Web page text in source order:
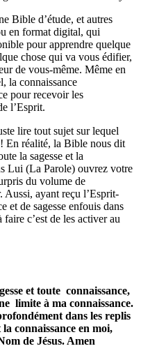
Bible d’étude, et autres
en format digital, qui
pour apprendre quelque
chose qui va vous édifier,
de vous-même. Même en
la connaissance
pour recevoir les
l’Esprit.
lire tout sujet sur lequel
En réalité, la Bible nous dit
la sagesse et la
Lui (La Parole) ouvrez votre
du volume de
Aussi, ayant reçu l’Esprit-
et de sagesse enfouis dans
c’est de les activer au
et toute connaissance,
limite à ma connaissance.
dans les replis
connaissance en moi,
de Jésus. Amen